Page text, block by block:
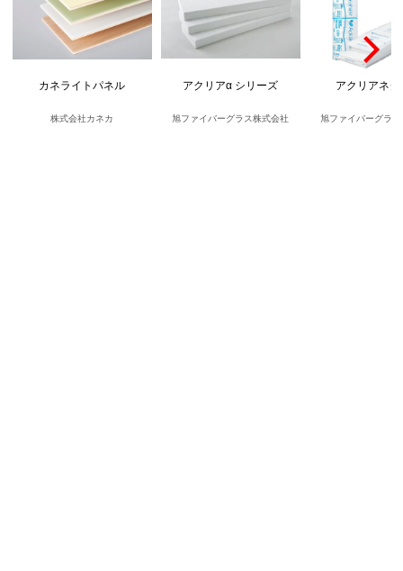
カネライトパネル
株式会社カネカ
アクリアα シリーズ
旭ファイバーグラス株式会社
アクリアネク
旭ファイバーグラ